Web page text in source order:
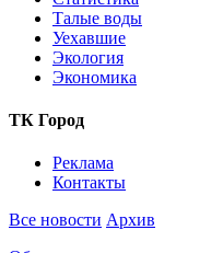
Талые воды
Уехавшие
Экология
Экономика
ТК Город
Реклама
Контакты
Все новости Архив